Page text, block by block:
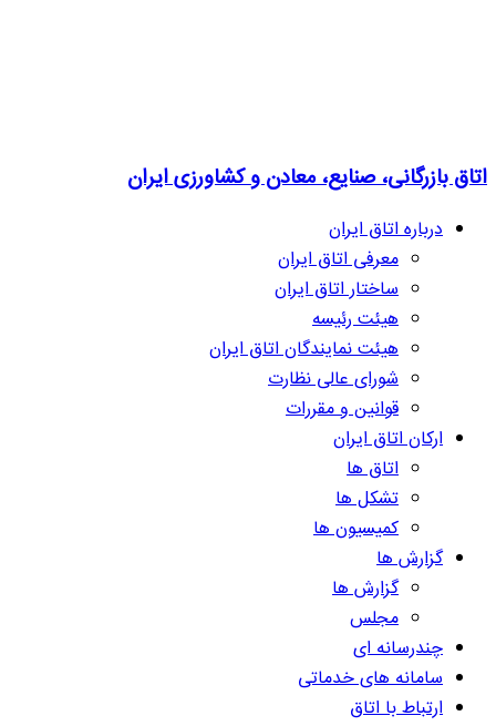
اتاق بازرگانی، صنایع، معادن و کشاورزی ایران
درباره اتاق ایران
معرفی اتاق ایران
ساختار اتاق ایران
هیئت رئیسه
هیئت نمایندگان اتاق ایران
شورای عالی نظارت
قوانین و مقررات
ارکان اتاق ایران
اتاق ها
تشکل ها
کمیسیون ها
گزارش ها
گزارش ها
مجلس
چندرسانه ای
سامانه های خدماتی
ارتباط با اتاق